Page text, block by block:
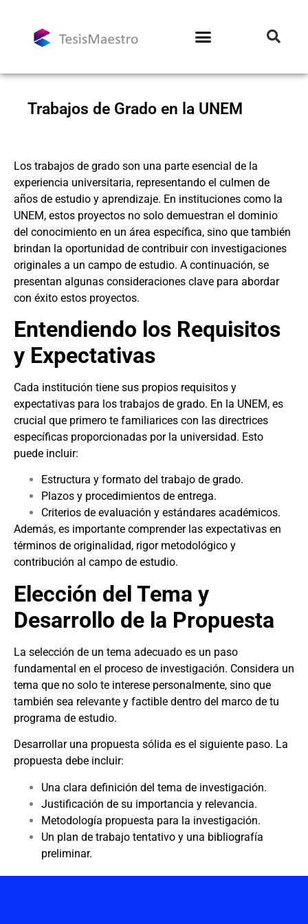
Trabajos de Grado en la UNEM
Los trabajos de grado son una parte esencial de la
experiencia universitaria, representando el culmen de
años de estudio y aprendizaje. En instituciones como la
UNEM, estos proyectos no solo demuestran el dominio
del conocimiento en un área específica, sino que también
brindan la oportunidad de contribuir con investigaciones
originales a un campo de estudio. A continuación, se
presentan algunas consideraciones clave para abordar
con éxito estos proyectos.
Entendiendo los Requisitos
y Expectativas
Cada institución tiene sus propios requisitos y
expectativas para los trabajos de grado. En la UNEM, es
crucial que primero te familiarices con las directrices
específicas proporcionadas por la universidad. Esto
puede incluir:
Estructura y formato del trabajo de grado.
Plazos y procedimientos de entrega.
Criterios de evaluación y estándares académicos.
Además, es importante comprender las expectativas en
términos de originalidad, rigor metodológico y
contribución al campo de estudio.
Elección del Tema y
Desarrollo de la Propuesta
La selección de un tema adecuado es un paso
fundamental en el proceso de investigación. Considera un
tema que no solo te interese personalmente, sino que
también sea relevante y factible dentro del marco de tu
programa de estudio.
Desarrollar una propuesta sólida es el siguiente paso. La
propuesta debe incluir:
Una clara definición del tema de investigación.
Justificación de su importancia y relevancia.
Metodología propuesta para la investigación.
Un plan de trabajo tentativo y una bibliografía
preliminar.